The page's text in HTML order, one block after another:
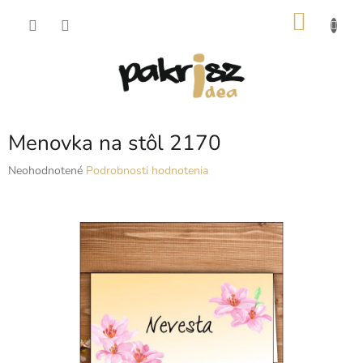
Menovka na stôl 2170
Priemerné
Neohodnotené Podrobnosti hodnotenia